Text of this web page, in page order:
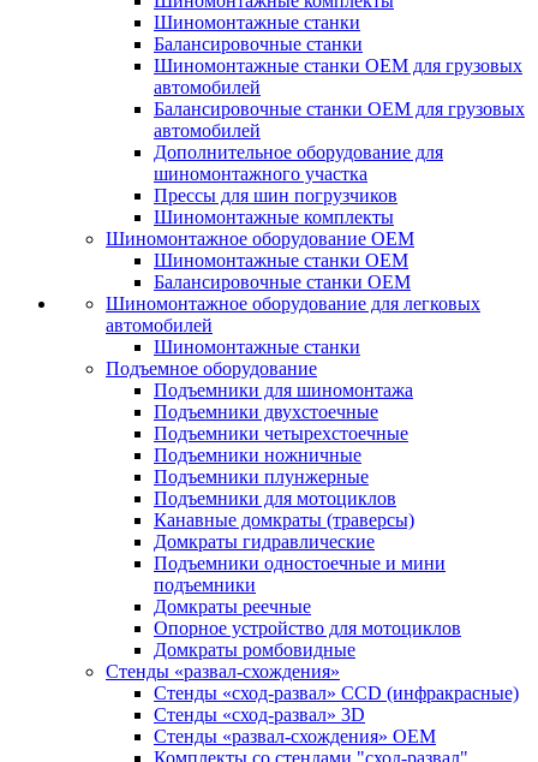
Шиномонтажные станки
Балансировочные станки
Шиномонтажные станки ОЕМ для грузовых
автомобилей
Балансировочные станки ОЕМ для грузовых
автомобилей
Дополнительное оборудование для
шиномонтажного участка
Прессы для шин погрузчиков
Шиномонтажные комплекты
Шиномонтажное оборудование ОЕМ
Шиномонтажные станки ОЕМ
Балансировочные станки ОЕМ
Шиномонтажное оборудование для легковых
автомобилей
Шиномонтажные станки
Подъемное оборудование
Подъемники для шиномонтажа
Подъемники двухстоечные
Подъемники четырехстоечные
Подъемники ножничные
Подъемники плунжерные
Подъемники для мотоциклов
Канавные домкраты (траверсы)
Домкраты гидравлические
Подъемники одностоечные и мини
подъемники
Домкраты реечные
Опорное устройство для мотоциклов
Домкраты ромбовидные
Стенды «развал-схождения»
Стенды «сход-развал» CCD (инфракрасные)
Стенды «сход-развал» 3D
Стенды «развал-схождения» ОЕМ
Комплекты со стендами "сход-развал"